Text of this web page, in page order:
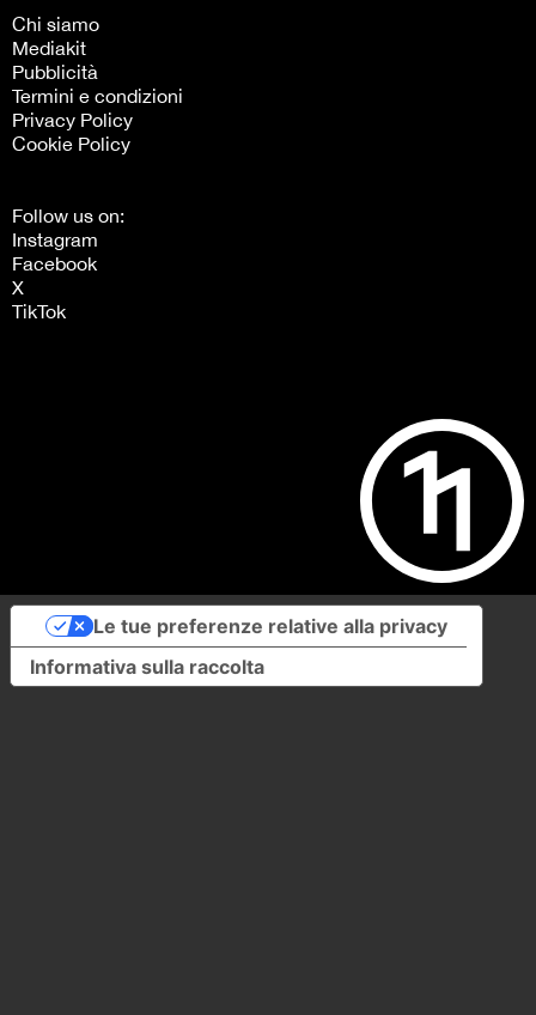
Chi siamo
Mediakit
Pubblicità
Termini e condizioni
Privacy Policy
Cookie Policy
Follow us on:
Instagram
Facebook
X
TikTok
Informativa sulla raccolta
Le tue preferenze relative alla privacy